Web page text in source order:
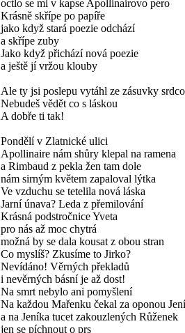
octlo se mi v kapse Apollinairovo pero
Krásně skřípe po papíře
jako když stará poezie odchází
a skřípe zuby
Jako když přichází nová poezie
a ještě jí vržou klouby
Ale ty jsi poslepu vytáhl ze zásuvky
Nebudeš vědět co s láskou
A dobře ti tak!
Pondělí v Zlatnické ulici
Apollinaire nám shůry klepal na ramena
a Rimbaud z pekla žen tam dole
nám sirným květem zapaloval lýtka
Ve vzduchu se tetelila nová láska
Jarní únava? Leda z přemilování
Krásná podstročnice Yveta
pro nás až moc chytrá
možná by se dala kousat z obou stran
Co myslíš? Zkusíme to Jirko?
Nevídáno! Věrných překladů
i nevěrných básní je až dost!
Na smrt nebylo ani pomyšlení
Na každou Mařenku čekal za oponou
a na Jeníka tucet zakouzlených Růženek
jen se píchnout o prs